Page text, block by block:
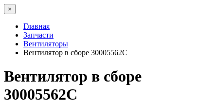
×
Главная
Запчасти
Вентиляторы
Вентилятор в сборе 30005562C
Вентилятор в сборе
30005562C